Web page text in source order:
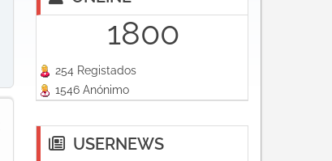
1800
254 Registados
1546 Anónimo
USERNEWS